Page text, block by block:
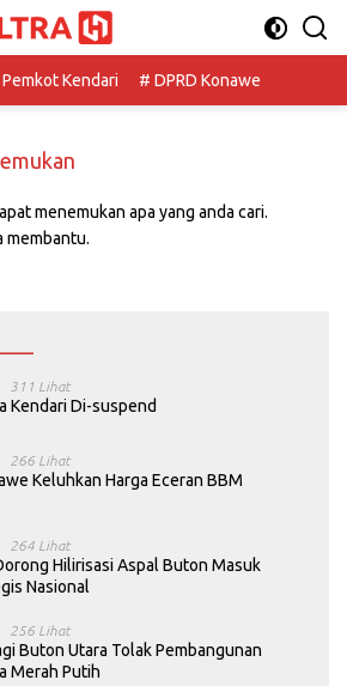
Kendari # DPRD Konawe
menemukan apa yang anda cari.
membantu.
311 Lihat
Kendari Di-suspend
266 Lihat
Keluhkan Harga Eceran BBM
264 Lihat
Hilirisasi Aspal Buton Masuk
Nasional
256 Lihat
Buton Utara Tolak Pembangunan
Merah Putih